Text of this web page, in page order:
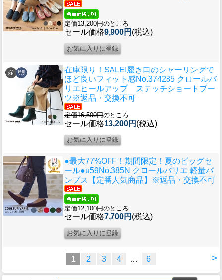
定価13,200円のところ
セール価格9,900円 (税込)
在庫限り！SALE!履き口のシャーリングで
ほど良いフィット感No.374285 クロールバ
リエヒールアップ ステッチショートブー
ツ※返品・交換不可
定価16,500円のところ
セール価格13,200円 (税込)
●最大77%OFF！期間限定！夏のビッグセ
ール●u59No.385N クロールバリエ 軽量パ
ンプス【定番人気商品】※返品・交換不可
定価12,100円のところ
セール価格7,700円 (税込)
>
1 2 3 4 … 6